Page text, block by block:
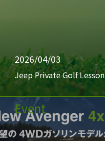
2026/04/03
Jeep Private Golf Lesson
Event